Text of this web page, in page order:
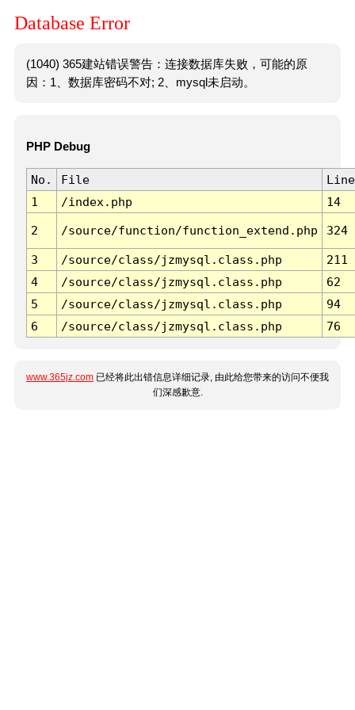
Database Error
(1040) 365建站错误警告：连接数据库失败，可能的原
因：1、数据库密码不对; 2、mysql未启动。
PHP Debug
No. File
Line
1
/index.php 14
2 /source/function/function_extend.php 324
3 /source/class/jzmysql.class.php
211
4
/source/class/jzmysql.class.php
62
5
/source/class/jzmysql.class.php
94
6
/source/class/jzmysql.class.php 76
www.365jz.com 已经将此出错信息详细记录, 由此给您带来的访问不便我
们深感歉意.